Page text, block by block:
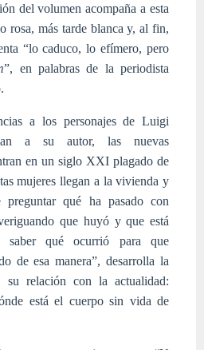
del volumen acompaña a esta
rosa, más tarde blanca y, al fin,
“lo caduco, lo efímero, pero
”, en palabras de la periodista
a los personajes de Luigi
a su autor, las nuevas
en un siglo XXI plagado de
mujeres llegan a la vivienda y
preguntar qué ha pasado con
que huyó y que está
saber qué ocurrió para que
de esa manera”, desarrolla la
su relación con la actualidad:
está el cuerpo sin vida de